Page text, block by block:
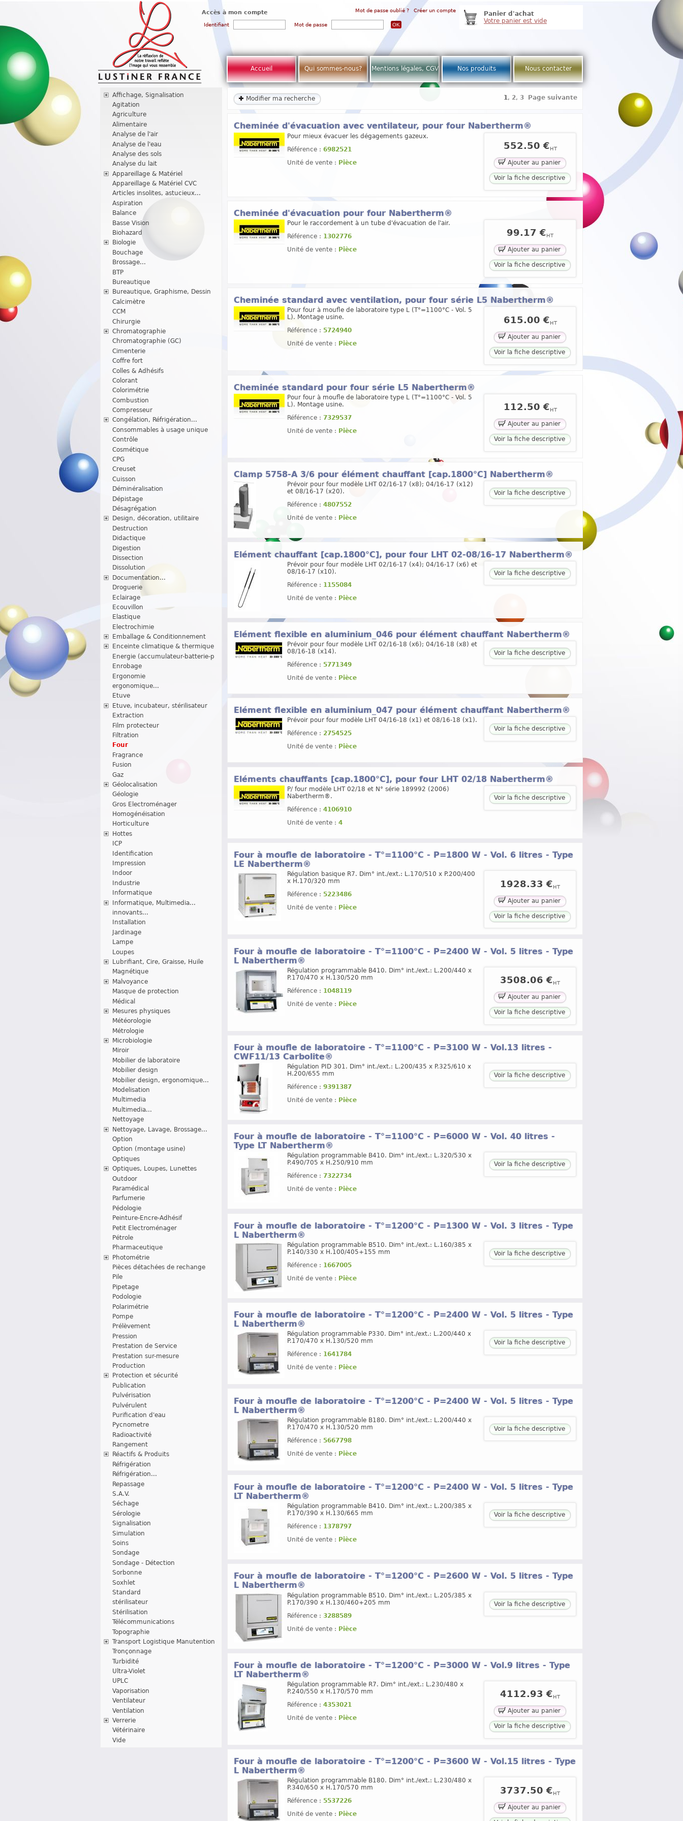
Accès à mon compte Mot de passe oublié ? Créer un compte
Identifiant Mot de passe
Panier d'achat
Votre panier est vide
Accueil Qui sommes-nous? Mentions légales, CGV Nos produits Nous contacter
Affichage, Signalisation
Agitation
Agriculture
Alimentaire
Analyse de l'air
Analyse de l'eau
Analyse des sols
Analyse du lait
Appareillage & Matériel
Appareillage & Matériel CVC
Articles insolites, astucieux...
Aspiration
Balance
Basse Vision
Biohazard
Biologie
Bouchage
Brossage...
BTP
Bureautique
Bureautique, Graphisme, Dessin
Calcimètre
CCM
Chirurgie
Chromatographie
Chromatographie (GC)
Cimenterie
Coffre fort
Colles & Adhésifs
Colorant
Colorimétrie
Combustion
Compresseur
Congélation, Réfrigération...
Consommables à usage unique
Contrôle
Cosmétique
CPG
Creuset
Cuisson
Déminéralisation
Dépistage
Désagrégation
Design, décoration, utilitaire
Destruction
Didactique
Digestion
Dissection
Dissolution
Documentation...
Droguerie
Eclairage
Ecouvillon
Elastique
Electrochimie
Emballage & Conditionnement
Enceinte climatique & thermique
Energie (accumulateur-batterie-p
Enrobage
Ergonomie
ergonomique...
Etuve
Etuve, incubateur, stérilisateur
Extraction
Film protecteur
Filtration
Four
Fragrance
Fusion
Gaz
Géolocalisation
Géologie
Gros Electroménager
Homogénéisation
Horticulture
Hottes
ICP
Identification
Impression
Indoor
Industrie
Informatique
Informatique, Multimedia...
innovants...
Installation
Jardinage
Lampe
Loupes
Lubrifiant, Cire, Graisse, Huile
Magnétique
Malvoyance
Masque de protection
Médical
Mesures physiques
Météorologie
Métrologie
Microbiologie
Miroir
Mobilier de laboratoire
Mobilier design
Mobilier design, ergonomique...
Modelisation
Multimedia
Multimedia...
Nettoyage
Nettoyage, Lavage, Brossage...
Option
Option (montage usine)
Optiques
Optiques, Loupes, Lunettes
Outdoor
Paramédical
Parfumerie
Pédologie
Peinture-Encre-Adhésif
Petit Electroménager
Pétrole
Pharmaceutique
Photométrie
Pièces détachées de rechange
Pile
Pipetage
Podologie
Polarimétrie
Pompe
Prélèvement
Pression
Prestation de Service
Prestation sur-mesure
Production
Protection et sécurité
Publication
Pulvérisation
Pulvérulent
Purification d'eau
Pycnometre
Radioactivité
Rangement
Réactifs & Produits
Réfrigération
Réfrigération...
Repassage
S.A.V.
Séchage
Sérologie
Signalisation
Simulation
Soins
Sondage
Sondage - Détection
Sorbonne
Soxhlet
Standard
stérilisateur
Stérilisation
Télécommunications
Topographie
Transport Logistique Manutention
Tronçonnage
Turbidité
Ultra-Violet
UPLC
Vaporisation
Ventilateur
Ventilation
Verrerie
Vétérinaire
Vide
Modifier ma recherche 1, 2, 3 Page suivante
Cheminée d'évacuation avec ventilateur, pour four Nabertherm®
Pour mieux évacuer les dégagements gazeux.
Référence : 6982521
Unité de vente : Pièce
552.50 € HT
Ajouter au panier
Voir la fiche descriptive
Cheminée d'évacuation pour four Nabertherm®
Pour le raccordement à un tube d'évacuation de l'air.
Référence : 1302776
Unité de vente : Pièce
99.17 € HT
Ajouter au panier
Voir la fiche descriptive
Cheminée standard avec ventilation, pour four série L5 Nabertherm®
Pour four à moufle de laboratoire type L (T°=1100°C - Vol. 5
L). Montage usine.
Référence : 5724940
Unité de vente : Pièce
615.00 €HT
Ajouter au panier
Voir la fiche descriptive
Cheminée standard pour four série L5 Nabertherm®
Pour four à moufle de laboratoire type L (T°=1100°C - Vol. 5
L). Montage usine.
Référence : 7329537
Unité de vente : Pièce
112.50 € HT
Ajouter au panier
Voir la fiche descriptive
Clamp 5758-A 3/6 pour élément chauffant [cap.1800°C] Nabertherm®
Prévoir pour four modèle LHT 02/16-17 (x8); 04/16-17 (x12)
et 08/16-17 (x20).
Référence : 4807552
Unité de vente : Pièce
Voir la fiche descriptive
Elément chauffant [cap.1800°C], pour four LHT 02-08/16-17 Nabertherm®
Prévoir pour four modèle LHT 02/16-17 (x4); 04/16-17 (x6) et
08/16-17 (x10).
Référence : 1155084
Unité de vente : Pièce
Voir la fiche descriptive
Elément flexible en aluminium_046 pour élément chauffant Nabertherm®
Prévoir pour four modèle LHT 02/16-18 (x6); 04/16-18 (x8) et
08/16-18 (x14).
Référence : 5771349
Unité de vente : Pièce
Voir la fiche descriptive
Elément flexible en aluminium_047 pour élément chauffant Nabertherm®
Prévoir pour four modèle LHT 04/16-18 (x1) et 08/16-18 (x1).
Référence : 2754525
Unité de vente : Pièce
Voir la fiche descriptive
Eléments chauffants [cap.1800°C], pour four LHT 02/18 Nabertherm®
P/ four modèle LHT 02/18 et N° série 189992 (2006)
Nabertherm®.
Référence : 4106910
Unité de vente : 4
Voir la fiche descriptive
Four à moufle de laboratoire - T°=1100°C - P=1800 W - Vol. 6 litres - Type
LE Nabertherm®
Régulation basique R7. Dim° int./ext.: L.170/510 x P.200/400
x H.170/320 mm
Référence : 5223486
Unité de vente : Pièce
1928.33 €HT
Ajouter au panier
Voir la fiche descriptive
Four à moufle de laboratoire - T°=1100°C - P=2400 W - Vol. 5 litres - Type
L Nabertherm®
Régulation programmable B410. Dim° int./ext.: L.200/440 x
P.170/470 x H.130/520 mm
Référence : 1048119
Unité de vente : Pièce
3508.06 € HT
Ajouter au panier
Voir la fiche descriptive
Four à moufle de laboratoire - T°=1100°C - P=3100 W - Vol.13 litres -
CWF11/13 Carbolite®
Régulation PID 301. Dim° int./ext.: L.200/435 x P.325/610 x
H.200/655 mm
Référence : 9391387
Unité de vente : Pièce
Voir la fiche descriptive
Four à moufle de laboratoire - T°=1100°C - P=6000 W - Vol. 40 litres -
Type LT Nabertherm®
Régulation programmable B410. Dim° int./ext.: L.320/530 x
P.490/705 x H.250/910 mm
Référence : 7322734
Unité de vente : Pièce
Voir la fiche descriptive
Four à moufle de laboratoire - T°=1200°C - P=1300 W - Vol. 3 litres - Type
L Nabertherm®
Régulation programmable B510. Dim° int./ext.: L.160/385 x
P.140/330 x H.100/405+155 mm
Référence : 1667005
Unité de vente : Pièce
Voir la fiche descriptive
Four à moufle de laboratoire - T°=1200°C - P=2400 W - Vol. 5 litres - Type
L Nabertherm®
Régulation programmable P330. Dim° int./ext.: L.200/440 x
P.170/470 x H.130/520 mm
Référence : 1641784
Unité de vente : Pièce
Voir la fiche descriptive
Four à moufle de laboratoire - T°=1200°C - P=2400 W - Vol. 5 litres - Type
L Nabertherm®
Régulation programmable B180. Dim° int./ext.: L.200/440 x
P.170/470 x H.130/520 mm
Référence : 5667798
Unité de vente : Pièce
Voir la fiche descriptive
Four à moufle de laboratoire - T°=1200°C - P=2400 W - Vol. 5 litres - Type
LT Nabertherm®
Régulation programmable B410. Dim° int./ext.: L.200/385 x
P.170/390 x H.130/665 mm
Référence : 1378797
Unité de vente : Pièce
Voir la fiche descriptive
Four à moufle de laboratoire - T°=1200°C - P=2600 W - Vol. 5 litres - Type
L Nabertherm®
Régulation programmable B510. Dim° int./ext.: L.205/385 x
P.170/390 x H.130/460+205 mm
Référence : 3288589
Unité de vente : Pièce
Voir la fiche descriptive
Four à moufle de laboratoire - T°=1200°C - P=3000 W - Vol.9 litres - Type
LT Nabertherm®
Régulation programmable R7. Dim° int./ext.: L.230/480 x
P.240/550 x H.170/570 mm
Référence : 4353021
Unité de vente : Pièce
4112.93 € HT
Ajouter au panier
Voir la fiche descriptive
Four à moufle de laboratoire - T°=1200°C - P=3600 W - Vol.15 litres - Type
L Nabertherm®
Régulation programmable B180. Dim° int./ext.: L.230/480 x
P.340/650 x H.170/570 mm
Référence : 5537226
Unité de vente : Pièce
3737.50 €HT
Ajouter au panier